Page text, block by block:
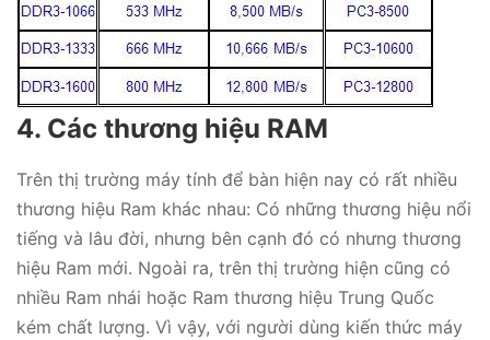
4. Các thương hiệu RAM
Trên thị trường máy tính để bàn hiện nay có rất nhiều
thương hiệu Ram khác nhau: Có những thương hiệu nổi
tiếng và lâu đời, nhưng bên cạnh đó có nhưng thương
hiệu Ram mới. Ngoài ra, trên thị trường hiện cũng có
nhiều Ram nhái hoặc Ram thương hiệu Trung Quốc
kém chất lượng. Vì vậy, với người dùng kiến thức máy